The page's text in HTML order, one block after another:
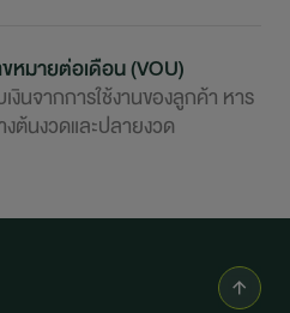
หมายต่อเดือน (VOU)
งินจากการใช้งานของลูกค้า หาร
ต้นงวดและปลายงวด